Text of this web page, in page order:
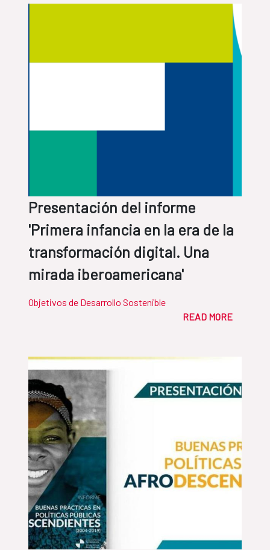
Presentación del informe
'Primera infancia en la era de la
transformación digital. Una
mirada iberoamericana'
Objetivos de Desarrollo Sostenible
READ MORE